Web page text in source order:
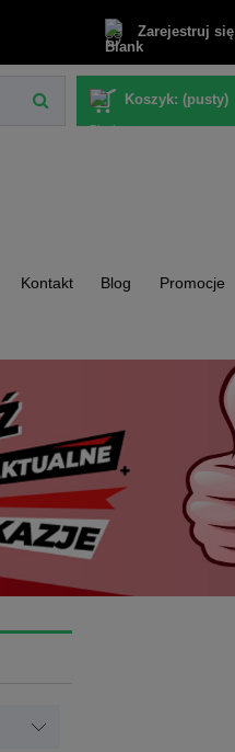
Zarejestruj się
Koszyk: (pusty)
Kontakt Blog Promocje